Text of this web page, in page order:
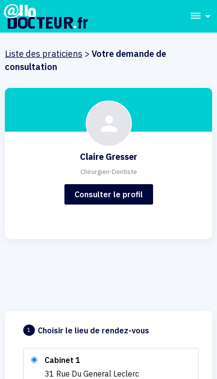
dehaze
Liste des praticiens > Votre demande de
consultation
Claire Gresser
Chirurgien-Dentiste
Consulter le profil
1 Choisir le lieu de rendez-vous
Cabinet 1
31 Rue Du General Leclerc